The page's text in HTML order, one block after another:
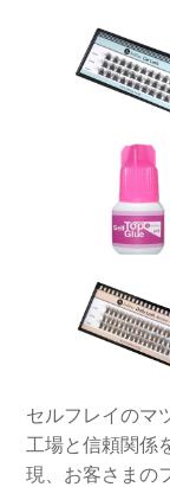
セルフレイのマ
工場と信頼関係
現、お客さまの